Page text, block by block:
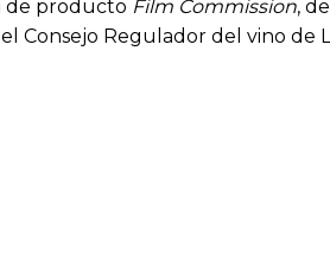
de producto Film Commission,
Consejo Regulador del vino de